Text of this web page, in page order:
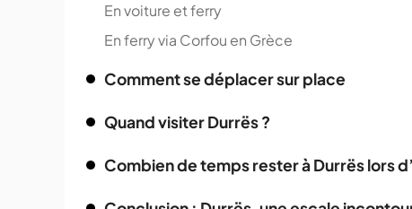
En voiture et ferry
En ferry via Corfou en Grèce
Comment se déplacer sur place
Quand visiter Durrës ?
Combien de temps rester à Durrës lors